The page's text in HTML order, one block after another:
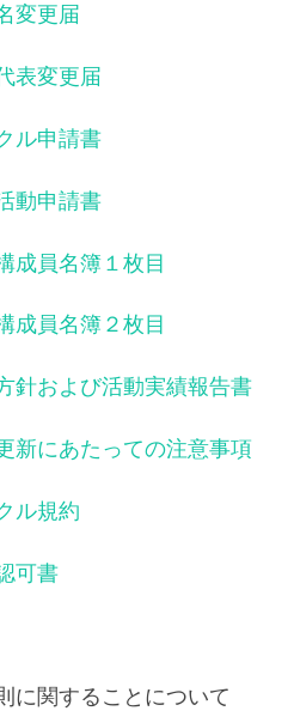
変更届
表変更届
ル申請書
動申請書
成員名簿１枚目
成員名簿２枚目
針および活動実績報告書
新にあたっての注意事項
ル規約
可書
に関することについて